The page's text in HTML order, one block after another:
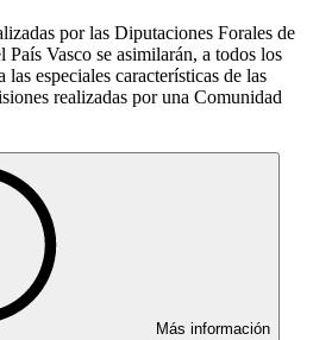
por las Diputaciones Forales de
Vasco se asimilarán, a todos los
especiales características de las
realizadas por una Comunidad
Más información